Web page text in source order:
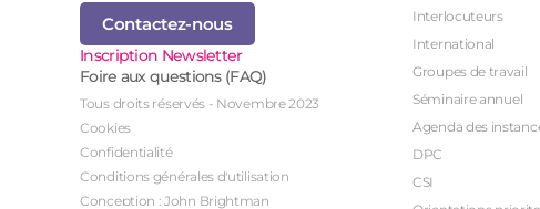
Contactez-nous
Inscription Newsletter
Foire aux questions (FAQ)
Tous droits réservés - Novembre 2023
Cookies
Confidentialité
Conditions générales d'utilisation
Conception : John Brightman
Interlocuteurs
International
Groupes de travail
Séminaire annuel
Agenda des
DPC
CSI